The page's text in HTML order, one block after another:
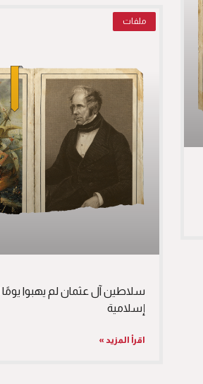
ملفات
سلاطين آل عثمان لم يهبوا
إسلامية
اقرأ المزيد »